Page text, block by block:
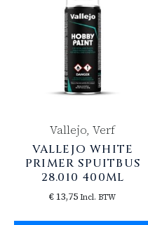
Vallejo, Verf
VALLEJO WHITE
PRIMER SPUITBUS
28.010 400ML
€ 13,75 Incl. BTW